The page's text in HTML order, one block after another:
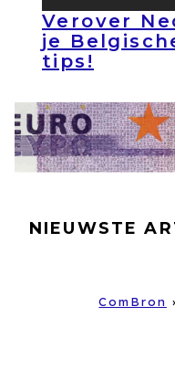
Verover
je
tips!
NIEUWSTE
ComBron